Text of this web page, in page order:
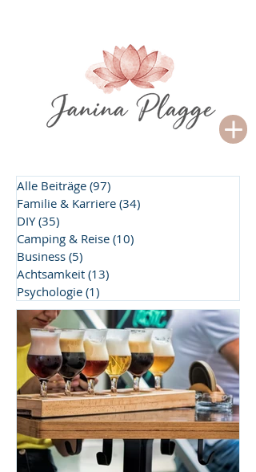
Alle Beiträge (97)
Familie & Karriere (34)
DIY (35)
Camping & Reise (10)
Business (5)
Achtsamkeit (13)
Psychologie (1)